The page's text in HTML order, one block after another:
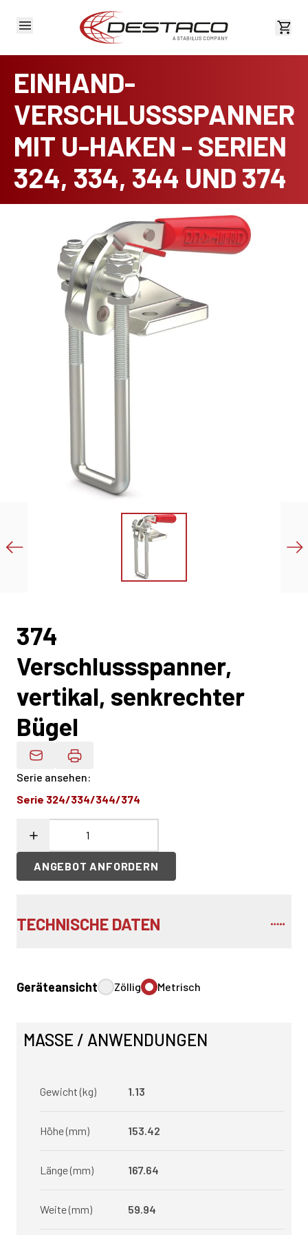
EINHAND-
VERSCHLUSSSPANNER
MIT U-HAKEN - SERIEN
324, 334, 344 UND 374
374
Verschlussspanner,
vertikal, senkrechter
Bügel
Produktdaten Per E-Mail
Serie ansehen:
Serie 324/334/344/374
ANGEBOT ANFORDERN
TECHNISCHE DATEN
Geräteansicht Zöllig Metrisch
MASSE / ANWENDUNGEN
Gewicht (kg) 1.13
Höhe (mm) 153.42
Länge (mm) 167.64
Weite (mm) 59.94